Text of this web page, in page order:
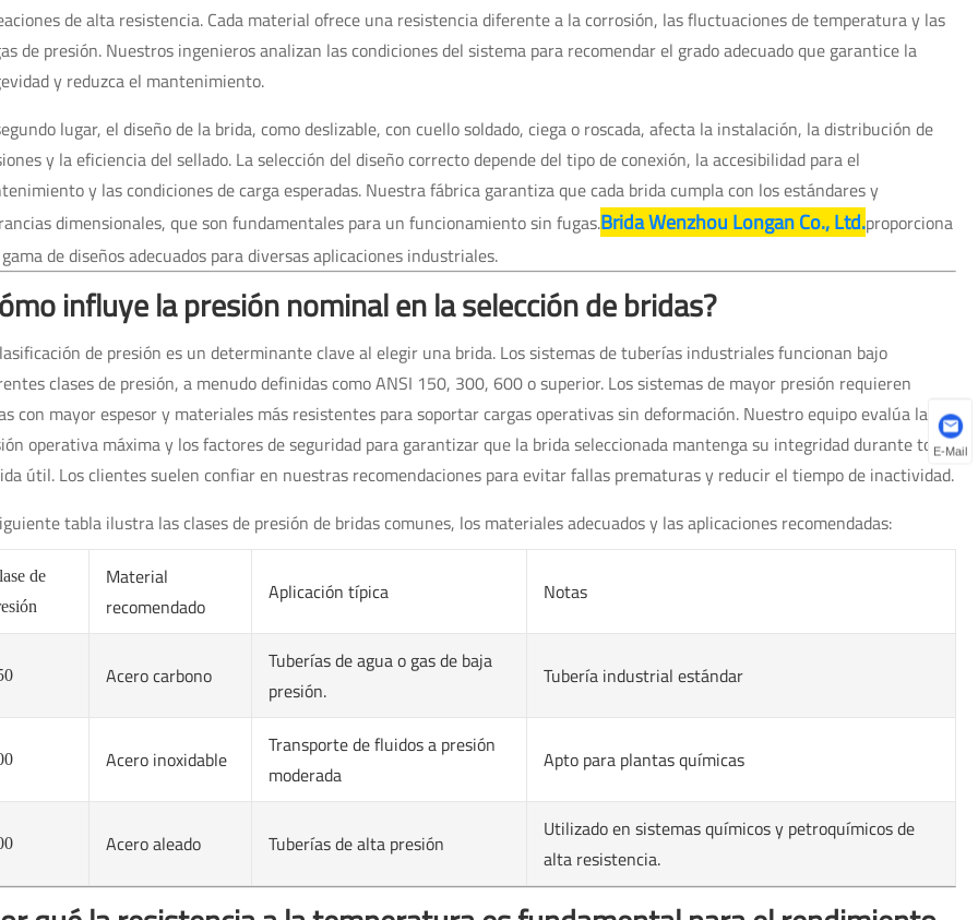
de alta resistencia. Cada material ofrece una resistencia diferente a la corrosión, las fluctuaciones de temperatura y las
de presión. Nuestros ingenieros analizan las condiciones del sistema para recomendar el grado adecuado que garantice la
y reduzca el mantenimiento.
lugar, el diseño de la brida, como deslizable, con cuello soldado, ciega o roscada, afecta la instalación, la distribución de
y la eficiencia del sellado. La selección del diseño correcto depende del tipo de conexión, la accesibilidad para el
y las condiciones de carga esperadas. Nuestra fábrica garantiza que cada brida cumpla con los estándares y
dimensionales, que son fundamentales para un funcionamiento sin fugas.Brida Wenzhou Longan Co., Ltd.proporciona
de diseños adecuados para diversas aplicaciones industriales.
influye la presión nominal en la selección de bridas?
de presión es un determinante clave al elegir una brida. Los sistemas de tuberías industriales funcionan bajo
clases de presión, a menudo definidas como ANSI 150, 300, 600 o superior. Los sistemas de mayor presión requieren
con mayor espesor y materiales más resistentes para soportar cargas operativas sin deformación. Nuestro equipo evalúa la
operativa máxima y los factores de seguridad para garantizar que la brida seleccionada mantenga su integridad durante toda
útil. Los clientes suelen confiar en nuestras recomendaciones para evitar fallas prematuras y reducir el tiempo de inactividad.
tabla ilustra las clases de presión de bridas comunes, los materiales adecuados y las aplicaciones recomendadas:
de
Material
recomendado
Aplicación típica Notas
Acero carbono
Tuberías de agua o gas de baja
presión.
Tubería industrial estándar
Acero inoxidable
Transporte de fluidos a presión
moderada
Apto para plantas químicas
Acero aleado Tuberías de alta presión
Utilizado en sistemas químicos y petroquímicos de
alta resistencia.
E-Mail